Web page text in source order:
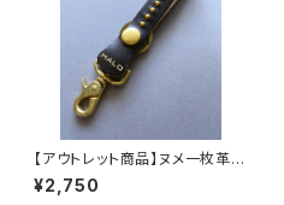
【アウトレット商品】ヌメ一枚革キ
ーホルダー(black color/gold
studs)
¥2,750